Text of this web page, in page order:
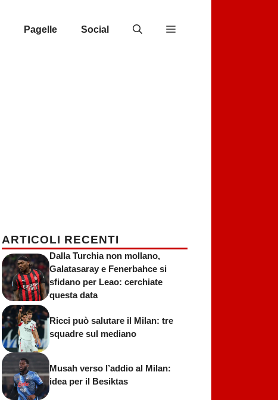
Pagelle Social
ARTICOLI RECENTI
Dalla Turchia non mollano,
Galatasaray e Fenerbahce si
sfidano per Leao: cerchiate
questa data
Ricci può salutare il Milan: tre
squadre sul mediano
Musah verso l’addio al Milan:
idea per il Besiktas